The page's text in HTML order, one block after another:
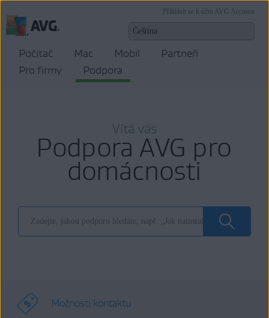
Přihlásit se k účtu AVG Account
Počítač Mac Mobil
Partneři
Pro firmy
Podpora
Vítá vás
Podpora AVG pro
domácnosti
Možnosti kontaktu